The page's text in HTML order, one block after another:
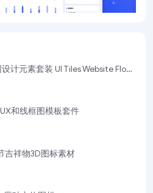
Web端流程图设计元素套装 UI Tiles Website Flowcharts
和线框图模板套件
吉祥物3D图标素材